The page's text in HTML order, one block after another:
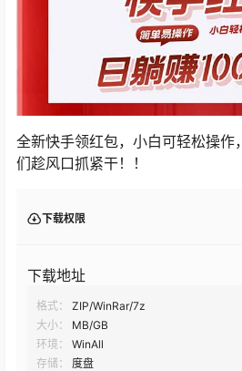
全新快手领红包，小白可轻松操
们趁风口抓紧干！！
下载权限
下载地址
格式：
ZIP/WinRar/7z
大小：
MB/GB
环境：
WinAll
存储：
度盘